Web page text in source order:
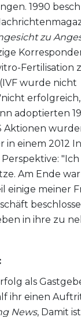
1990
zu
Fertilisation
wurde nicht
erfolgreich,
adoptierten
Aktionen
in einem 2012
Am Ende war
einige meiner
in ihre zu
als
ihr einen
News, Damit